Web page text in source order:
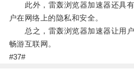
此外，雷轰浏览器加速器还具有
户在网络上的隐私和安全。
总之，雷轰浏览器加速器让用户
畅游互联网。
#37#